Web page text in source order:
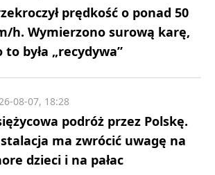
prędkość o ponad 50
h. Wymierzono surową karę,
to była „recydywa”
podróż przez Polskę.
ma zwrócić uwagę na
dzieci i na pałac
08-07, 18:28